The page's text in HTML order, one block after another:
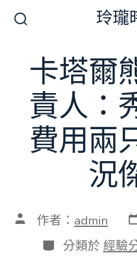
換
關
玲瓏
卡塔爾
責人：
費用兩
況
文 作者： admin
分
類
分類於 經驗